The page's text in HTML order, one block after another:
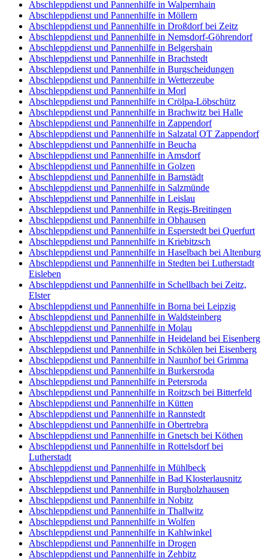
Abschleppdienst und Pannenhilfe in Walpernhain
Abschleppdienst und Pannenhilfe in Möllern
Abschleppdienst und Pannenhilfe in Droßdorf bei Zeitz
Abschleppdienst und Pannenhilfe in Nemsdorf-Göhrendorf
Abschleppdienst und Pannenhilfe in Belgershain
Abschleppdienst und Pannenhilfe in Brachstedt
Abschleppdienst und Pannenhilfe in Burgscheidungen
Abschleppdienst und Pannenhilfe in Wetterzeube
Abschleppdienst und Pannenhilfe in Morl
Abschleppdienst und Pannenhilfe in Crölpa-Löbschütz
Abschleppdienst und Pannenhilfe in Brachwitz bei Halle
Abschleppdienst und Pannenhilfe in Zappendorf
Abschleppdienst und Pannenhilfe in Salzatal OT Zappendorf
Abschleppdienst und Pannenhilfe in Beucha
Abschleppdienst und Pannenhilfe in Amsdorf
Abschleppdienst und Pannenhilfe in Golzen
Abschleppdienst und Pannenhilfe in Barnstädt
Abschleppdienst und Pannenhilfe in Salzmünde
Abschleppdienst und Pannenhilfe in Leislau
Abschleppdienst und Pannenhilfe in Regis-Breitingen
Abschleppdienst und Pannenhilfe in Obhausen
Abschleppdienst und Pannenhilfe in Esperstedt bei Querfurt
Abschleppdienst und Pannenhilfe in Kriebitzsch
Abschleppdienst und Pannenhilfe in Haselbach bei Altenburg
Abschleppdienst und Pannenhilfe in Stedten bei Lutherstadt
Eisleben
Abschleppdienst und Pannenhilfe in Schellbach bei Zeitz,
Elster
Abschleppdienst und Pannenhilfe in Borna bei Leipzig
Abschleppdienst und Pannenhilfe in Waldsteinberg
Abschleppdienst und Pannenhilfe in Molau
Abschleppdienst und Pannenhilfe in Heideland bei Eisenberg
Abschleppdienst und Pannenhilfe in Schkölen bei Eisenberg
Abschleppdienst und Pannenhilfe in Naunhof bei Grimma
Abschleppdienst und Pannenhilfe in Burkersroda
Abschleppdienst und Pannenhilfe in Petersroda
Abschleppdienst und Pannenhilfe in Roitzsch bei Bitterfeld
Abschleppdienst und Pannenhilfe in Kütten
Abschleppdienst und Pannenhilfe in Rannstedt
Abschleppdienst und Pannenhilfe in Obertrebra
Abschleppdienst und Pannenhilfe in Gnetsch bei Köthen
Abschleppdienst und Pannenhilfe in Rottelsdorf bei
Lutherstadt
Abschleppdienst und Pannenhilfe in Mühlbeck
Abschleppdienst und Pannenhilfe in Bad Klosterlausnitz
Abschleppdienst und Pannenhilfe in Burgholzhausen
Abschleppdienst und Pannenhilfe in Nobitz
Abschleppdienst und Pannenhilfe in Thallwitz
Abschleppdienst und Pannenhilfe in Wolfen
Abschleppdienst und Pannenhilfe in Kahlwinkel
Abschleppdienst und Pannenhilfe in Drogen
Abschleppdienst und Pannenhilfe in Zehbitz